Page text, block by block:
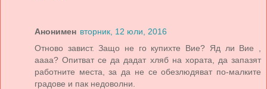
Анонимен вторник, 12 юли, 2016
Отново завист. Защо не го купихте Вие? Яд ли Вие ,
аааа? Опитват се да дадат хляб на хората, да запазят
работните места, за да не се обезлюдяват по-малките
градове и пак недоволни.